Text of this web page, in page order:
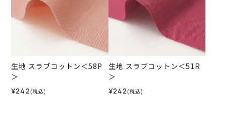
生地 スラブコットン＜58P
＞
¥242 (税込)
生地 スラブコットン＜51R
＞
¥242 (税込)